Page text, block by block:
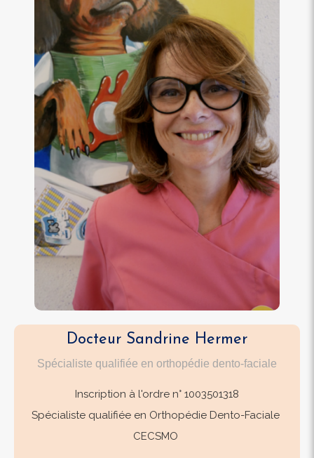
Docteur Sandrine Hermer
Spécialiste qualifiée en orthopédie dento-faciale
Inscription à l'ordre n° 1003501318
Spécialiste qualifiée en Orthopédie Dento-Faciale
CECSMO